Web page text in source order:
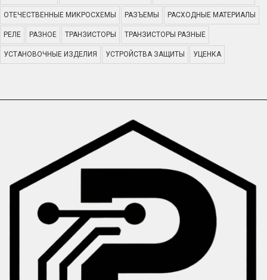
ОТЕЧЕСТВЕННЫЕ МИКРОСХЕМЫ РАЗЪЕМЫ РАСХОДНЫЕ МАТЕРИАЛЫ
РЕЛЕ РАЗНОЕ ТРАНЗИСТОРЫ ТРАНЗИСТОРЫ РАЗНЫЕ
УСТАНОВОЧНЫЕ ИЗДЕЛИЯ УСТРОЙСТВА ЗАЩИТЫ УЦЕНКА